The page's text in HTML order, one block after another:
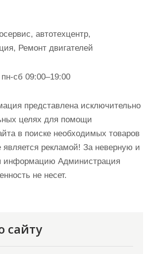
автотехцентр,
Ремонт двигателей
пн-сб 09:00–19:00
представлена исключительно
целях для помощи
в поиске необходимых товаров
рекламой! За неверную и
информацию Администрация
не несет.
сайту